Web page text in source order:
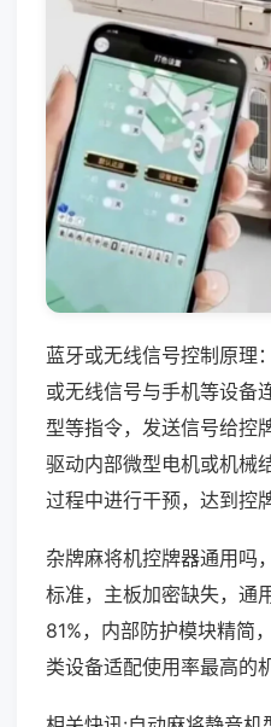
蓝牙或无线信号控制原理
或无线信号与手机等设备
型等指令，发送信号给控
驱动内部微型电机或机械
过程中进行干预，达到控
杂牌麻将机控牌器通用吗
标准，主板加密缺失，通
81%，内部防护模块精简
类设备适配使用率最高的